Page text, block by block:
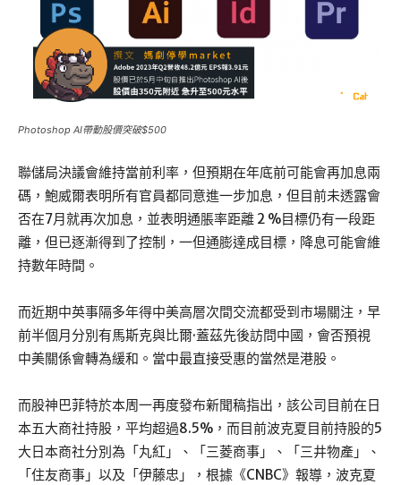
Photoshop AI帶動股價突破$500
聯儲局決議會維持當前利率，但預期在年底前可能會再加息兩
碼，鮑威爾表明所有官員都同意進一步加息，但目前未透露會
否在7月就再次加息，並表明通脹率距離 2 %目標仍有一段距
離，但已逐漸得到了控制，一但通膨達成目標，降息可能會維
持數年時間。
而近期中英事隔多年得中美高層次間交流都受到市場關注，早
前半個月分別有馬斯克與比爾·蓋茲先後訪問中國，會否預視
中美關係會轉為緩和。當中最直接受惠的當然是港股。
而股神巴菲特於本周一再度發布新聞稿指出，該公司目前在日
本五大商社持股，平均超過8.5%，而目前波克夏目前持股的5
大日本商社分別為「丸紅」、「三菱商事」、「三井物產」、
「住友商事」以及「伊藤忠」，根據《CNBC》報導，波克夏